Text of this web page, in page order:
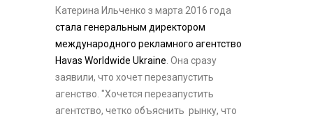
Катерина Ильченко з марта 2016 года
стала генеральным директором
международного рекламного агентство
Havas Worldwide Ukraine . Она сразу
заявили, что хочет перезапустить
агенство. "Хочется перезапустить
агентство, четко объяснить рынку, что